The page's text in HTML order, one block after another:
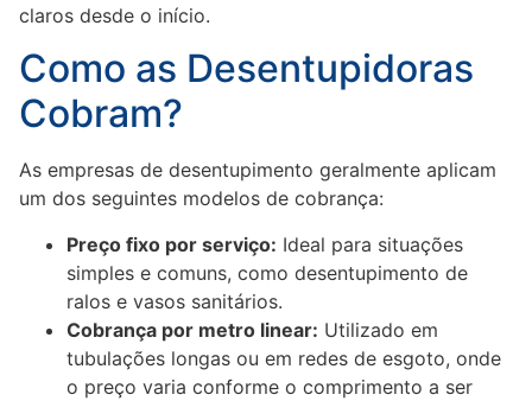
claros desde o início.
Como as Desentupidoras
Cobram?
As empresas de desentupimento geralmente aplicam
um dos seguintes modelos de cobrança:
Preço fixo por serviço: Ideal para situações
simples e comuns, como desentupimento de
ralos e vasos sanitários.
Cobrança por metro linear: Utilizado em
tubulações longas ou em redes de esgoto, onde
o preço varia conforme o comprimento a ser